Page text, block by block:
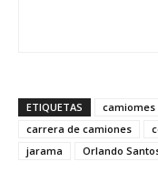
ETIQUETAS camiomes
carrera de camiones
jarama
Orlando